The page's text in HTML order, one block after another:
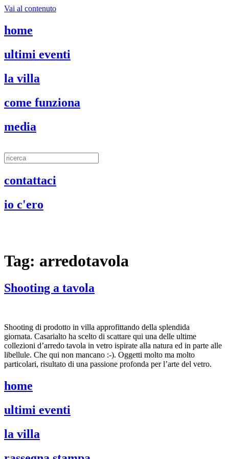
Vai al contenuto
home
ultimi eventi
la villa
come funziona
media
contattaci
io c'ero
Tag: arredotavola
Shooting a tavola
Shooting di prodotto in villa approfittando della splendida
giornata. Casarialto ha scelto di scattare qui una delle ultime
collezioni d’arredo tavola in vetro ispirate alla natura ed in parte alle
libellule. Che qui non mancano :-). Oggetti molto ma molto
particolari, risultato di una passione profonda per l’arte del vetro.
home
ultimi eventi
la villa